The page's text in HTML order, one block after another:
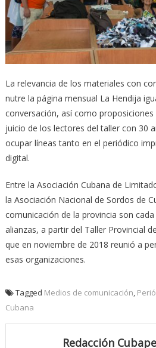
La relevancia de los materiales con
nutre la página mensual La Hendija
conversación, así como
juicio de los lectores del taller con 30
ocupar líneas tanto en el periódico
digital.
Entre la Asociación Cubana de
la Asociación Nacional de Sordos de
comunicación de la provincia son
alianzas, a partir del Taller Provincial
que en noviembre de 2018 reunió a
esas organizaciones.
Tagged Medios de comunicación,
Cubana
Redacción